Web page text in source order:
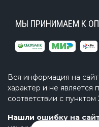
МЫ ПРИНИМАЕМ К
Вся информация на
характер и не является
соответствии с
Нашли ошибку на